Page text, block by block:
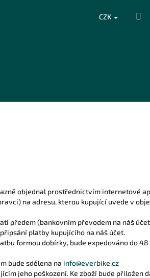
CZK
objednal prostřednictvím internetové
na adresu, kterou kupující uvede v
předem (bankovním převodem na náš
platby kupujícího na náš účet.
formou dobírky, bude expedováno do
bude sdělena na info@everbike.cz
jeho poškození. Ke zboží bude přiložen